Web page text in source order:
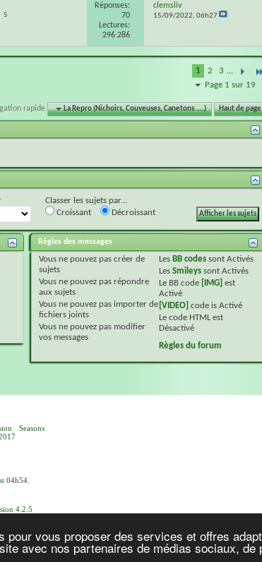
vous proposer des services et offres
avec nos partenaires de médias sociaux, de
5
Réponses:
70
Lectures:
296 286
clemsliv
15/09/2022, 06h27
1 2 3 ...
Page 1 sur 19
rapide La Repro (Nichoirs, Couveuses, Canetons ....) Haut de page
Classer les sujets par...
Croissant
Décroissant
Règles des messages
Vous ne pouvez pascréer de
sujets
Vous ne pouvez pasrépondre
aux sujets
Vous ne pouvez pasimporter de
fichiers joints
Vous ne pouvez pasmodifier
vos messages
Les BB codessont Activés
Les Smileyssont Activés
Le BB code
[IMG] est
Activé
[VIDEO] code is Activé
Le code HTML est
Désactivé
Règles du forum
Seasons
04h54.
4.2.5